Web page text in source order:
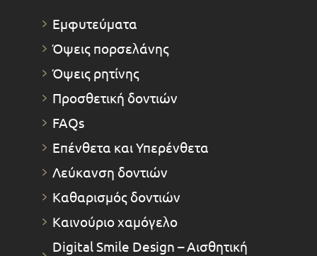
Εμφυτεύματα
Όψεις πορσελάνης
Όψεις ρητίνης
Προσθετική δοντιών
FAQs
Επένθετα και Υπερένθετα
Λεύκανση δοντιών
Καθαρισμός δοντιών
Καινούριο χαμόγελο
Digital Smile Design – Αισθητική